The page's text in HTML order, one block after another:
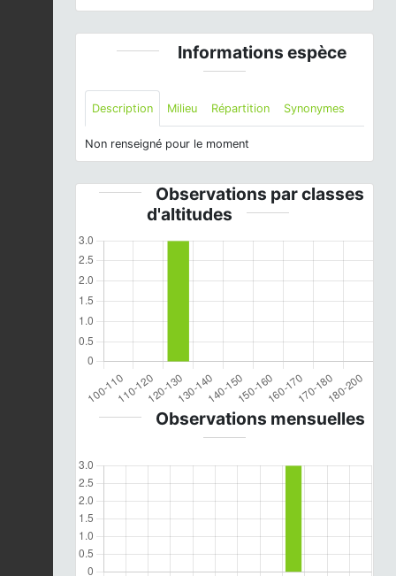
Informations espèce
Description Milieu Répartition Synonymes
Non renseigné pour le moment
Observations par classes
d'altitudes
Observations mensuelles